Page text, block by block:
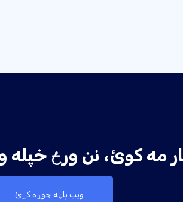
ویب پاڼه جوړه کړئ